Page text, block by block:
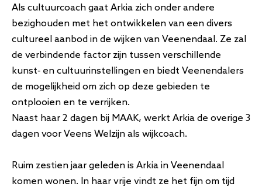
Als cultuurcoach gaat Arkia zich onder andere
bezighouden met het ontwikkelen van een divers
cultureel aanbod in de wijken van Veenendaal. Ze zal
de verbindende factor zijn tussen verschillende
kunst- en cultuurinstellingen en biedt Veenendalers
de mogelijkheid om zich op deze gebieden te
ontplooien en te verrijken.
Naast haar 2 dagen bij MAAK, werkt Arkia de overige 3
dagen voor Veens Welzijn als wijkcoach.
Ruim zestien jaar geleden is Arkia in Veenendaal
komen wonen. In haar vrije vindt ze het fijn om tijd